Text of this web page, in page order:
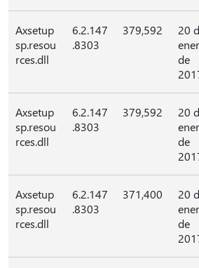
Axsetup
sp.resou
rces.dll
6.2.147
.8303
379,592
20
de
Axsetup
sp.resou
rces.dll
6.2.147
.8303
379,592
20
de
Axsetup
sp.resou
rces.dll
6.2.147
.8303
371,400
20
de